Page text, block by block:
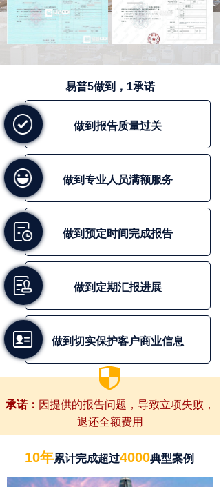
10年累计完成超过4000典型案例
承诺： 因提供的报告问题，导致立项失败，
退还全额费用
易普5做到，1承诺
做到报告质量过关
做到专业人员满额服务
做到预定时间完成报告
做到切实保护客户商业信息
做到定期汇报进展
뀘
商业贷款审批与登记
上市公司回购B股股份购汇额度行政审批
股权激励